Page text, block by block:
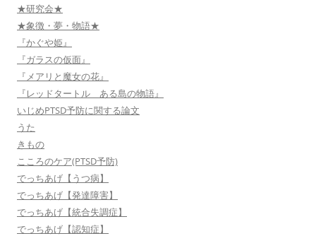
★研究会★
★象徴・夢・物語★
『かぐや姫』
『ガラスの仮面』
『メアリと魔女の花』
『レッドタートル ある島の物語』
いじめPTSD予防に関する論文
うた
きもの
こころのケア(PTSD予防)
でっちあげ【うつ病】
でっちあげ【発達障害】
でっちあげ【統合失調症】
でっちあげ【認知症】